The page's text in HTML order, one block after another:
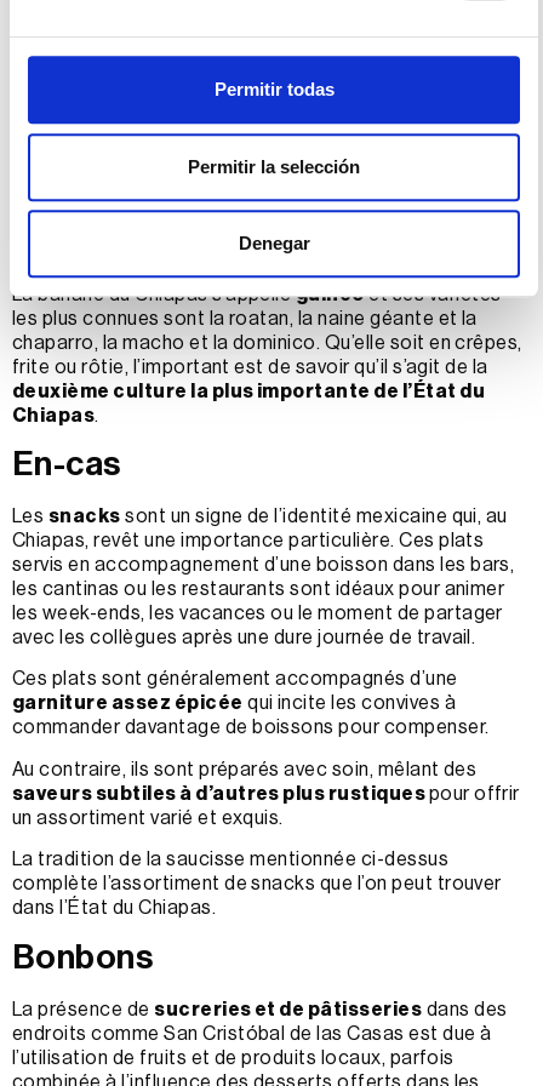
Permitir todas
Permitir la selección
Denegar
pommiers, cacaoyers et tamarins aux gousses pulpeuses
se mêlent à la jungle pour former un espace unique le long
Les zapotes, jocotes, mamey, nanche, capulín, avocats,
melons, pastèques, cupapés, papayes, noix de cajou,
fruits de la passion et concombres, qu’ils soient frais,
mûrs, séchés ou macérés, sont utilisés pour préparer des
La banane du Chiapas s’appelleguineoet ses variétés
les plus connues sont la roatan, la naine géante et la
chaparro, la macho et la dominico. Qu’elle soit en crêpes,
frite ou rôtie, l’important est de savoir qu’il s’agit de la
deuxième culture la plus importante de l’État du
Chiapas.
En-cas
Les snacks sont un signe de l’identité mexicaine qui, au
Chiapas, revêt une importance particulière. Ces plats
servis en accompagnement d’une boisson dans les bars,
les cantinas ou les restaurants sont idéaux pour animer
les week-ends, les vacances ou le moment de partager
avec les collègues après une dure journée de travail.
Ces plats sont généralement accompagnés d’une
garniture assez épicée qui incite les convives à
commander davantage de boissons pour compenser.
Au contraire, ils sont préparés avec soin, mêlant des
saveurs subtiles à d’autres plus rustiquespour offrir
un assortiment varié et exquis.
La tradition de la saucisse mentionnée ci-dessus
complète l’assortiment de snacks que l’on peut trouver
dans l’État du Chiapas.
Bonbons
La présence de sucreries et de pâtisseries dans des
endroits comme San Cristóbal de las Casas est due à
l’utilisation de fruits et de produits locaux, parfois
combinée à l’influence des desserts offerts dans les